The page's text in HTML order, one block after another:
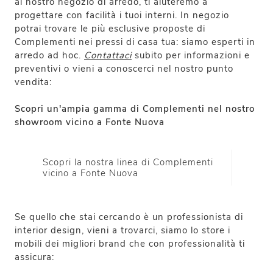
progettare con facilità i tuoi interni. In negozio
potrai trovare le più esclusive proposte di
Complementi nei pressi di casa tua: siamo esperti in
arredo ad hoc. Contattacisubito per informazioni e
preventivi o vieni a conoscerci nel nostro punto
vendita:
Scopri un'ampia gamma di Complementi nel nostro
showroom vicino a Fonte Nuova
Scopri la nostra linea di Complementi
vicino a Fonte Nuova
Se quello che stai cercando è un professionista di
interior design, vieni a trovarci, siamo lo store i
mobili dei migliori brand che con professionalità ti
assicura: